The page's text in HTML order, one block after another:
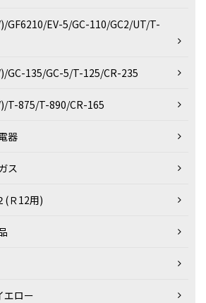
GF6210/EV-5/GC-110/GC2/UT/T-
GC-135/GC-5/T-125/CR-235
T-875/T-890/CR-165
器
ス
(Ｒ12用)
ロー